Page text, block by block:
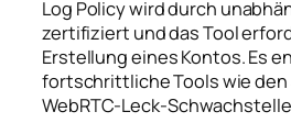
Log Policy wird durch
zertifiziert und das Tool
Erstellung eines Kontos. Es
fortschrittliche Tools wie den
WebRTC-Leck-